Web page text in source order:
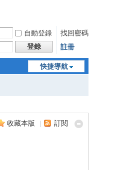
自動登錄
找回密碼
登錄 註冊
快捷導航
收藏本版 | 訂閱